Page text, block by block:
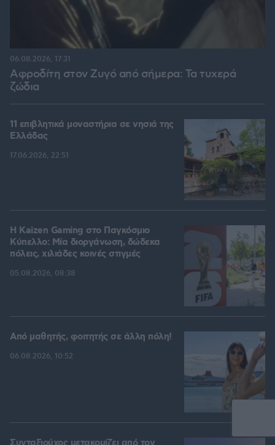
Αφροδίτη στον Ζυγό από σήμερα: Τα τυχερά
ζώδια
06.08.2026, 17:31
11 επιβλητικά μοναστήρια σε νησιά της
Ελλάδας
17.06.2026, 22:51
H Kaizen Gaming στο Παγκόσμιο
Kύπελλο: Μία διοργάνωση, δώδεκα
πόλεις, χιλιάδες κοινές στιγμές
05.08.2026, 08:38
Από μαθητής, φοιτητής σε άλλη πόλη!
06.08.2026, 10:52